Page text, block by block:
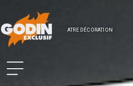
ATRE DÉCORATION